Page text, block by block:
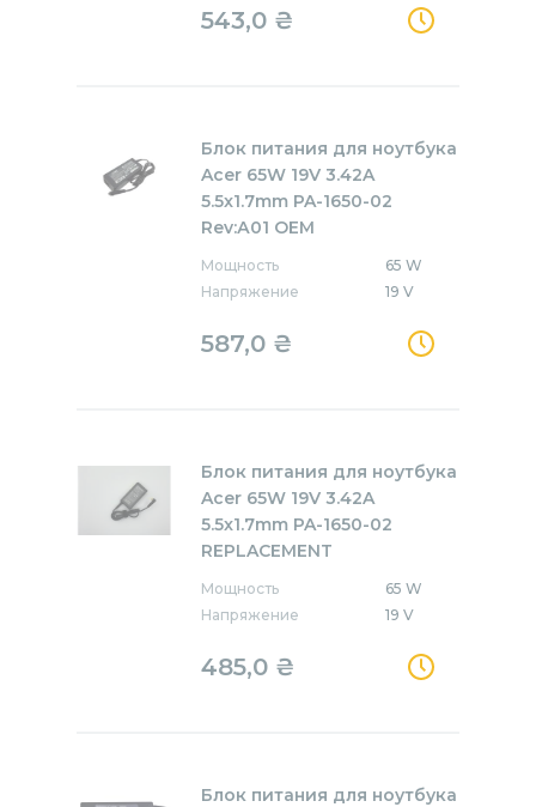
543,0 ₴
Блок питания для ноутбука
Acer 65W 19V 3.42A
5.5x1.7mm PA-1650-02
Rev:А01 OEM
Мощность
65 W
Напряжение
19 V
587,0 ₴
Блок питания для ноутбука
Acer 65W 19V 3.42A
5.5x1.7mm PA-1650-02
REPLACEMENT
Мощность
65 W
Напряжение
19 V
485,0 ₴
Блок питания для ноутбука